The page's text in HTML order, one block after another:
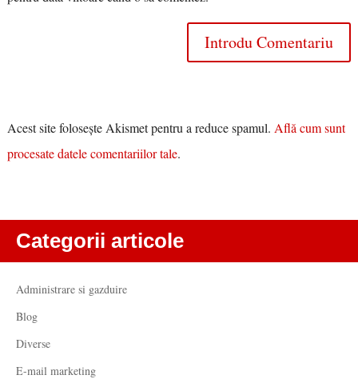
Acest site folosește Akismet pentru a reduce spamul. Află cum sunt
procesate datele comentariilor tale.
Categorii articole
Administrare si gazduire
Blog
Diverse
E-mail marketing